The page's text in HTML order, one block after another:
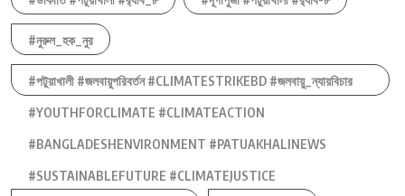
#নুরুল_হক_নুর
#পটুয়াখালী #জলবায়ুপরিবর্তন #CLIMATESTRIKEBD #জলবায়ু_ন্যায়বিচার
#YOUTHFORCLIMATE #CLIMATEACTION
#BANGLADESHENVIRONMENT #PATUAKHALINEWS
#SUSTAINABLEFUTURE #CLIMATEJUSTICE